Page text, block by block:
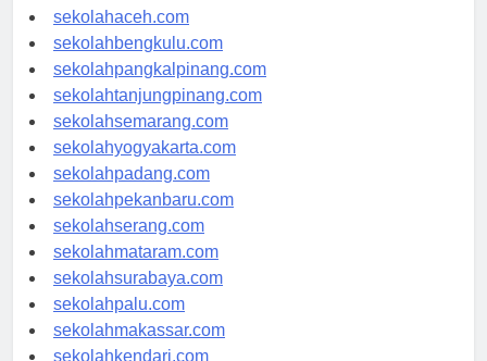
sekolahmedan.com
sekolahaceh.com
sekolahbengkulu.com
sekolahpangkalpinang.com
sekolahtanjungpinang.com
sekolahsemarang.com
sekolahyogyakarta.com
sekolahpadang.com
sekolahpekanbaru.com
sekolahserang.com
sekolahmataram.com
sekolahsurabaya.com
sekolahpalu.com
sekolahmakassar.com